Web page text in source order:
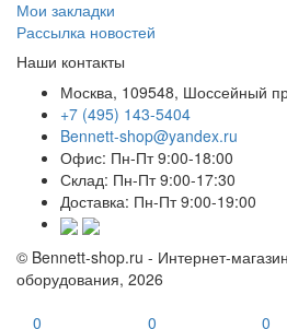
Мои закладки
Рассылка новостей
Наши контакты
Москва, 109548, Шоссейный
+7 (495) 143-5404
Bennett-shop@yandex.ru
Офис: Пн-Пт 9:00-18:00
Склад: Пн-Пт 9:00-17:30
Доставка: Пн-Пт 9:00-19:00
© Bennett-shop.ru - Интернет-
оборудования, 2026
0
0 0